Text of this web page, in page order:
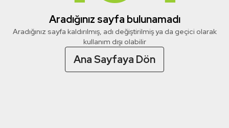
Aradığınız sayfa bulunamadı
Aradığınız sayfa kaldırılmış, adı değiştirilmiş ya da geçici olarak
kullanım dışı olabilir
Ana Sayfaya Dön